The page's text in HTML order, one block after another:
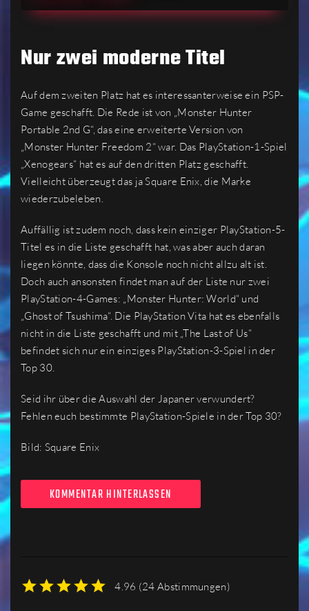
Nur zwei moderne Titel
Auf dem zweiten Platz hat es interessanterweise ein PSP-
Game geschafft. Die Rede ist von „Monster Hunter
Portable 2nd G“, das eine erweiterte Version von
„Monster Hunter Freedom 2“ war. Das PlayStation-1-Spiel
„Xenogears“ hat es auf den dritten Platz geschafft.
Vielleicht überzeugt das ja Square Enix, die Marke
wiederzubeleben.
Auffällig ist zudem noch, dass kein einziger PlayStation-5-
Titel es in die Liste geschafft hat, was aber auch daran
liegen könnte, dass die Konsole noch nicht allzu alt ist.
Doch auch ansonsten findet man auf der Liste nur zwei
PlayStation-4-Games: „Monster Hunter: World“ und
„Ghost of Tsushima“. Die PlayStation Vita hat es ebenfalls
nicht in die Liste geschafft und mit „The Last of Us“
befindet sich nur ein einziges PlayStation-3-Spiel in der
Top 30.
Seid ihr über die Auswahl der Japaner verwundert?
Fehlen euch bestimmte PlayStation-Spiele in der Top 30?
Bild: Square Enix
KOMMENTAR HINTERLASSEN
4.96 (24 Abstimmungen)